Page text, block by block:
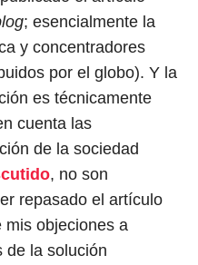
; esencialmente la
y concentradores
por el globo). Y la
es técnicamente
cuenta las
de la sociedad
, no son
repasado el artículo
mis objeciones a
de la solución